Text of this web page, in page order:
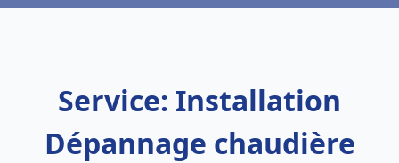
Service: Installation
Dépannage chaudière